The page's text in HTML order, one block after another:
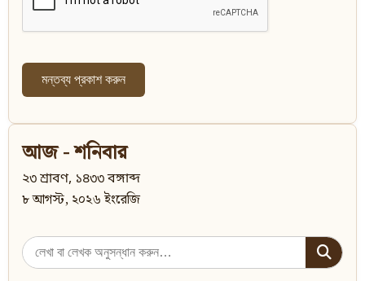
আজ - শনিবার
২৩ শ্রাবণ, ১৪৩৩ বঙ্গাব্দ
৮ আগস্ট, ২০২৬ ইংরেজি
Search
for: